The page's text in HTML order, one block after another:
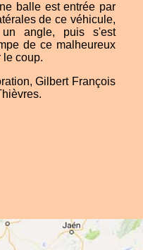
balle est entrée par
de ce véhicule,
angle, puis s'est
de ce malheureux
le coup.
Gilbert François